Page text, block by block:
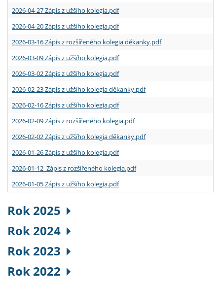
2026-04-27 Zápis z užšího kolegia.pdf
2026-04-20 Zápis z užšího kolegia.pdf
2026-03-16 Zápis z rozšířeného kolegia děkanky.pdf
2026-03-09 Zápis z užšího kolegia.pdf
2026-03-02 Zápis z užšího kolegia.pdf
2026-02-23 Zápis z užšího kolegia děkanky.pdf
2026-02-16 Zápis z užšího kolegia.pdf
2026-02-09 Zápis z rozšířeného kolegia.pdf
2026-02-02 Zápis z užšího kolegia děkanky.pdf
2026-01-26 Zápis z užšího kolegia.pdf
2026-01-12 Zápis z rozšířeného kolegia.pdf
2026-01-05 Zápis z užšího kolegia.pdf
Rok 2025
Rok 2024
Rok 2023
Rok 2022